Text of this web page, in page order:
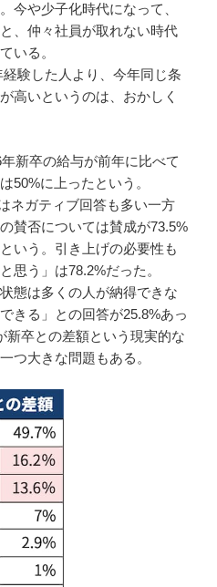
今や少子化時代になって、
、仲々社員が取れない時代
いる。
験した人より、今年同じ条
高いというのは、おかしく
新卒の給与が前年に比べて
50%に上ったという。
ネガティブ回答も多い一方
賛否については賛成が73.5%
いう。引き上げの必要性も
思う」は78.2%だった。
態は多くの人が納得できな
きる」との回答が25.8%あっ
新卒との差額という現実的な
つ大きな問題もある。